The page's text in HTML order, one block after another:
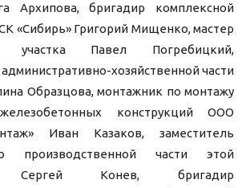
Архипова, бригадир комплексной
«Сибирь» Григорий Мищенко, мастер
участка Павел Погребицкий,
хозяйственной части
Образцова, монтажник по монтажу
конструкций ООО
Иван Казаков, заместитель
производственной части этой
Сергей Конев, бригадир